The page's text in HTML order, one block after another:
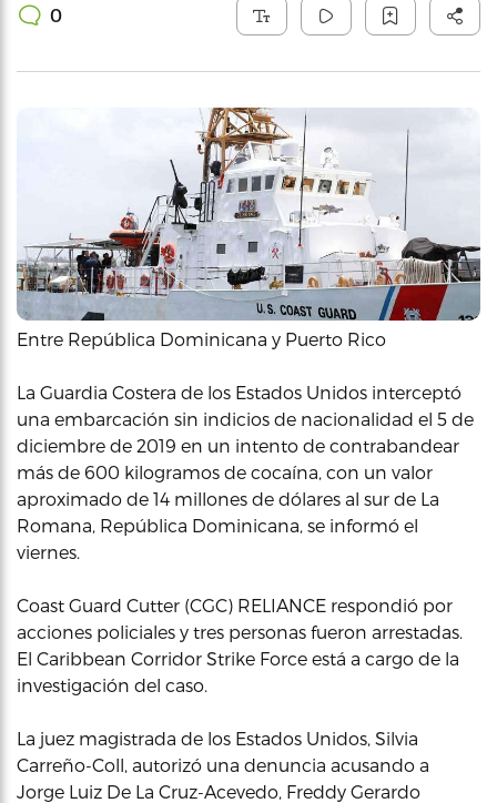
0
Entre República Dominicana y Puerto Rico
La Guardia Costera de los Estados Unidos interceptó
una embarcación sin indicios de nacionalidad el 5 de
diciembre de 2019 en un intento de contrabandear
más de 600 kilogramos de cocaína, con un valor
aproximado de 14 millones de dólares al sur de La
Romana, República Dominicana, se informó el
viernes.
Coast Guard Cutter (CGC) RELIANCE respondió por
acciones policiales y tres personas fueron arrestadas.
El Caribbean Corridor Strike Force está a cargo de la
investigación del caso.
La juez magistrada de los Estados Unidos, Silvia
Carreño-Coll, autorizó una denuncia acusando a
Jorge Luiz De La Cruz-Acevedo, Freddy Gerardo